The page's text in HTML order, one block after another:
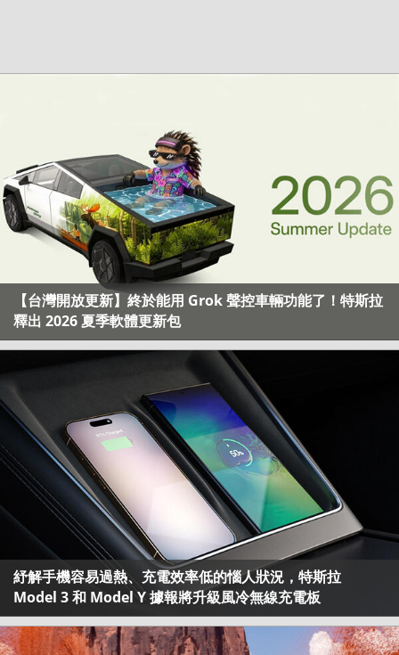
【台灣開放更新】終於能用 Grok 聲控車輛功能了！特斯拉
釋出 2026 夏季軟體更新包
紓解手機容易過熱、充電效率低的惱人狀況，特斯拉
Model 3 和 Model Y 據報將升級風冷無線充電板